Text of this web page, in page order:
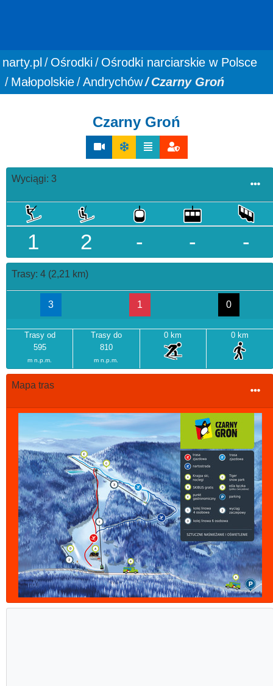
You are here:
narty.pl Ośrodki
Ośrodki narciarskie w Polsce
Małopolskie
Andrychów Czarny Groń
Czarny Groń
Wyciągi: 3
1 2 - - -
Trasy: 4 (2,21 km)
3 1 0
Trasy od
595
m n.p.m.
Trasy do
810
m n.p.m.
0 km 0 km
Mapa tras